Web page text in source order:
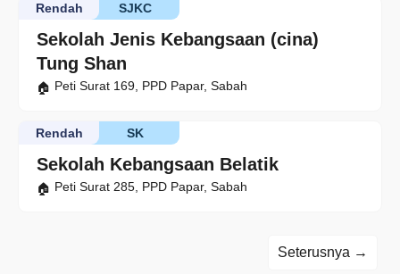
Sekolah Jenis Kebangsaan (cina)
Tung Shan
SJKC
Rendah
Peti Surat 169, PPD Papar, Sabah
Sekolah Kebangsaan Belatik
SK
Rendah
Peti Surat 285, PPD Papar, Sabah
Seterusnya →